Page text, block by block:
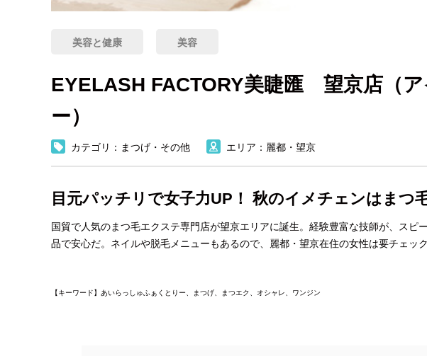
美容と健康 美容
EYELASH FACTORY美睫匯 望京店（
ー）
カテゴリ：まつげ・その他 エリア：麗都・望京
目元パッチリで女子力UP！ 秋のイメチェンはまつ
国貿で人気のまつ毛エクステ専門店が望京エリアに誕生。経験豊富な技師が、スピ
品で安心だ。ネイルや脱毛メニューもあるので、麗都・望京在住の女性は要チェック
【キーワード】あいらっしゅふぁくとりー、まつげ、まつエク、オシャレ、ワンジン